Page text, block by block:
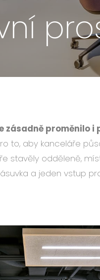
zásadně proměnilo
to, aby kanceláře
stavěly odděleně,
a jeden vstup